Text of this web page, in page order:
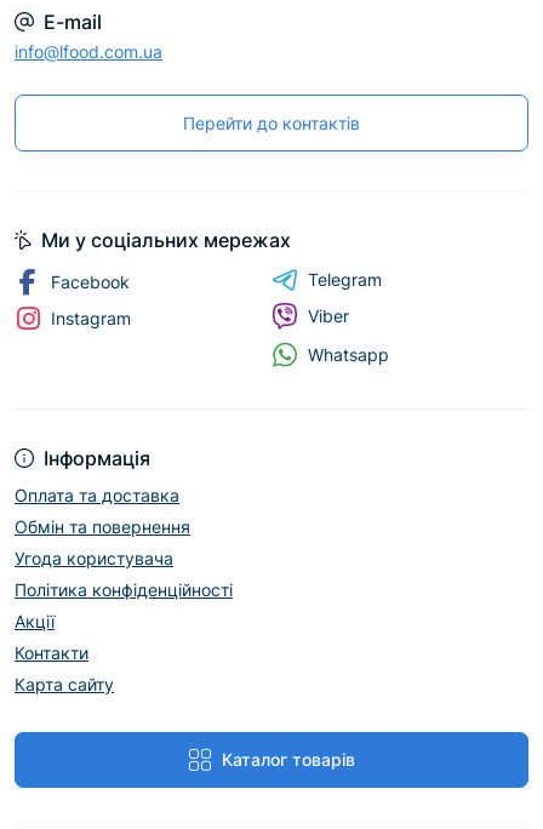
E-mail
info@lfood.com.ua
Перейти до контактів
Інформація
Оплата та доставка
Обмін та повернення
Угода користувача
Політика конфіденційності
Акції
Контакти
Карта сайту
Каталог товарів
Ми у соціальних мережах
Facebook
Instagram
Telegram
Viber
Whatsapp